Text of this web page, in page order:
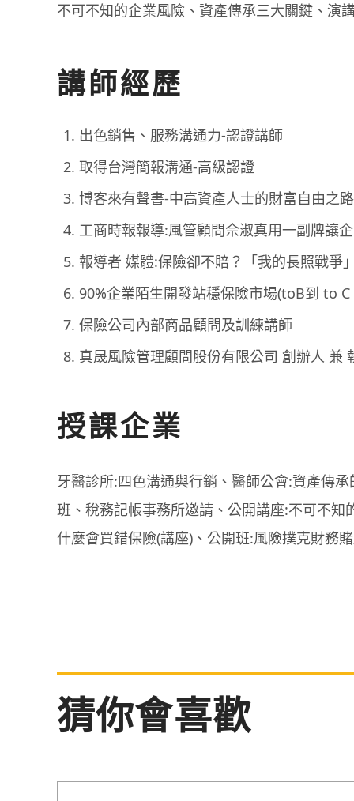
不可不知的企業風險、資產傳承三大關鍵、演
講師經歷
出色銷售、服務溝通力-認證講師
取得台灣簡報溝通-高級認證
博客來有聲書-中高資產人士的財富自由之路
工商時報報導:風管顧問佘淑真用一副牌讓
報導者 媒體:保險卻不賠？「我的長照戰爭
90%企業陌生開發站穩保險市場(toB到 to C
保險公司內部商品顧問及訓練講師
真晟風險管理顧問股份有限公司 創辦人 兼
授課企業
牙醫診所:四色溝通與行銷、醫師公會:資產傳
班、稅務記帳事務所邀請、公開講座:不可不
什麼會買錯保險(講座)、公開班:風險撲克財務
猜你會喜歡